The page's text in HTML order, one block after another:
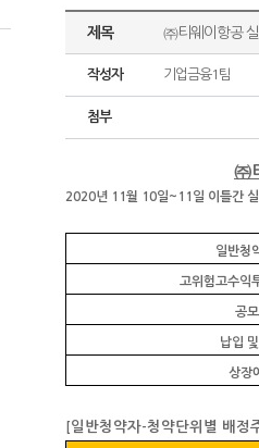
제목 ㈜티웨이항공
작성자 기업금융1팀
첨부
㈜
2020년 11 월 10일~11 일 이틀간
일반청
고위험고수익
공
납입
상장
[일반청약자-청약단위별 배정